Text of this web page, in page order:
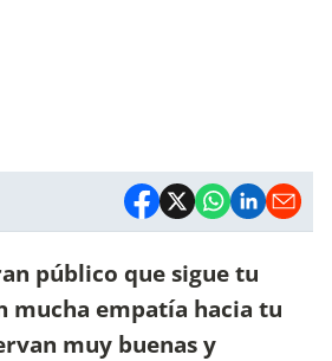
público que sigue tu
mucha empatía hacia tu
muy buenas y